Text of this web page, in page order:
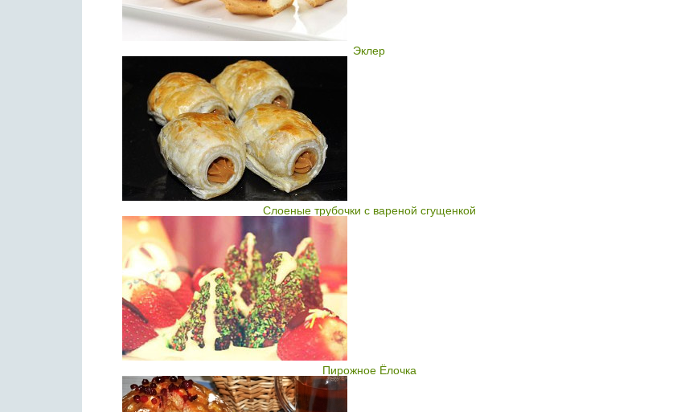
Эклер
Слоеные трубочки с вареной сгущенкой
Пирожное Ёлочка